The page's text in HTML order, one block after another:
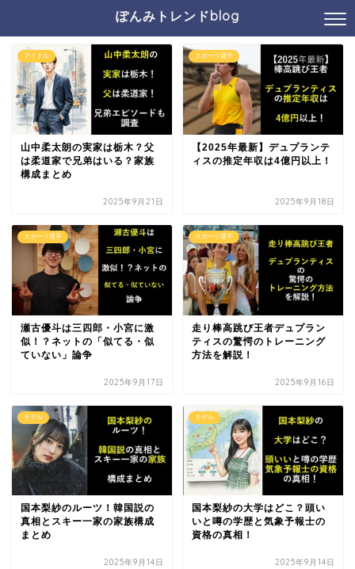
ぽんみトレンドblog
アイドル
山中柔太朗の実家は栃木？父
は柔道家で兄弟はいる？家族
構成まとめ
2025年9月21日
スポーツ選手
【2025年最新】デュプランテ
ィスの推定年収は4億円以上！
2025年9月18日
スポーツ選手
瀬古優斗は三四郎・小宮に激
似！？ネットの「似てる・似
ていない」論争
2025年9月17日
スポーツ選手
走り棒高跳び王者デュプラン
ティスの驚愕のトレーニング
方法を解説！
2025年9月16日
モデル
国本梨紗のルーツ！韓国説の
真相とスキー一家の家族構成
まとめ
2025年9月14日
モデル
国本梨紗の大学はどこ？頭い
いと噂の学歴と気象予報士の
資格の真相！
2025年9月14日